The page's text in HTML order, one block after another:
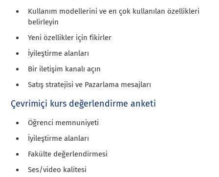
Kullanım modellerini ve en çok kullanılan özellikleri
belirleyin
Yeni özellikler için fikirler
İyileştirme alanları
Bir iletişim kanalı açın
Satış stratejisi ve Pazarlama mesajları
Çevrimiçi kurs değerlendirme anketi
Öğrenci memnuniyeti
İyileştirme alanları
Fakülte değerlendirmesi
Ses/video kalitesi